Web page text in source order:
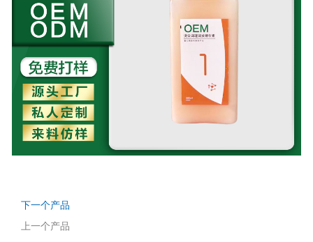
下一个产品
上一个产品